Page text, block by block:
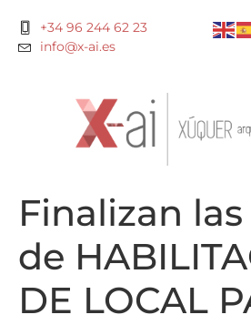
+34 96 244 62 23
info@x-ai.es
Finalizan
de
DE LOCAL